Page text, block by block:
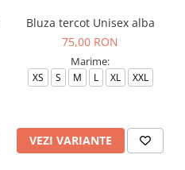
Bluza tercot Unisex alba
75,00 RON
Marime:
XS S M L XL XXL
VEZI VARIANTE